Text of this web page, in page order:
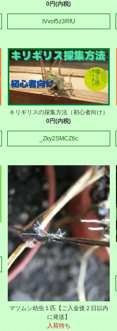
0円(内税)
IVvof5z3RfU
キリギリスの採集方法（初心者向け）
0円(内税)
_Zky2SMCZ6c
マツムシ幼虫１匹【ご入金後２日以内
に発送】
入荷待ち